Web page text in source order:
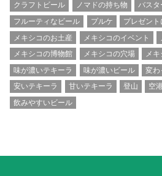
クラフトビール ノマドの持ち物 バスタ
フルーティなビール
プルケ
プレゼン
メキシコのお土産
メキシコのイベント
メキシコの博物館
メキシコの穴場 メ
味が濃いテキーラ
味が濃いビール 変わ
安いテキーラ
甘いテキーラ 登山 空
飲みやすいビール